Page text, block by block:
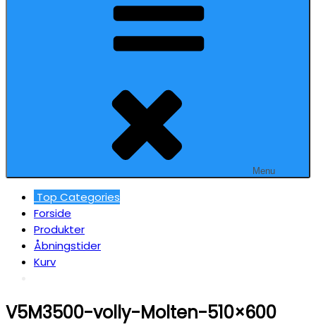
Menu
Top Categories
Forside
Produkter
Åbningstider
Kurv
V5M3500-volly-Molten-510×600